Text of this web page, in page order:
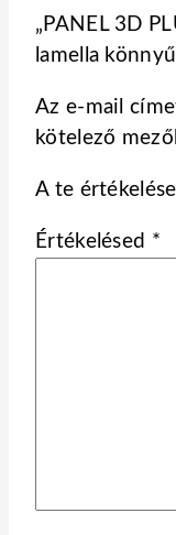
„PANEL 3D
lamella
Az e-mail
kötelező
A te
Értékelésed *